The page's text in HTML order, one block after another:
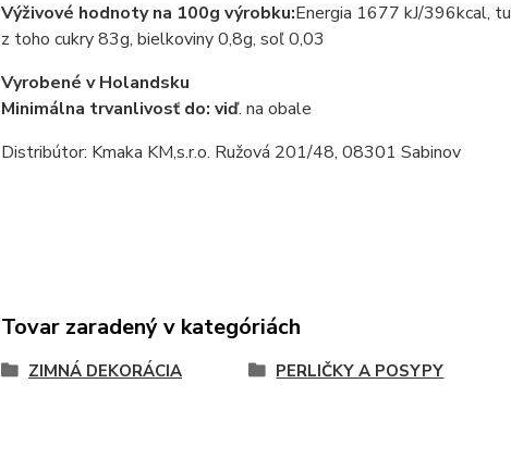
Výživové hodnoty na 100g výrobku:Energia 1677 kJ/396kcal,
z toho cukry 83g, bielkoviny 0,8g, soľ 0,03
Vyrobené v Holandsku
Minimálna trvanlivosť do: viď. na obale
Distribútor: Kmaka KM,s.r.o. Ružová 201/48, 08301 Sabinov
Tovar zaradený v kategóriách
ZIMNÁ DEKORÁCIA PERLIČKY A POSYPY